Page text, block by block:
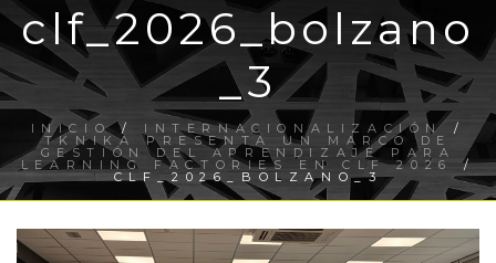
clf_2026_bolzano
_3
INICIO/ INTERNACIONALIZACIÓN /
TKNIKA PRESENTA UN MARCO DE
GESTIÓN DEL APRENDIZAJE PARA
LEARNING FACTORIES EN CLF 2026 /
CLF_2026_BOLZANO_3